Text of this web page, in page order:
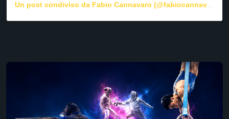
Un post condiviso da Fabio Cannavaro (@fabiocannavaroofficial)